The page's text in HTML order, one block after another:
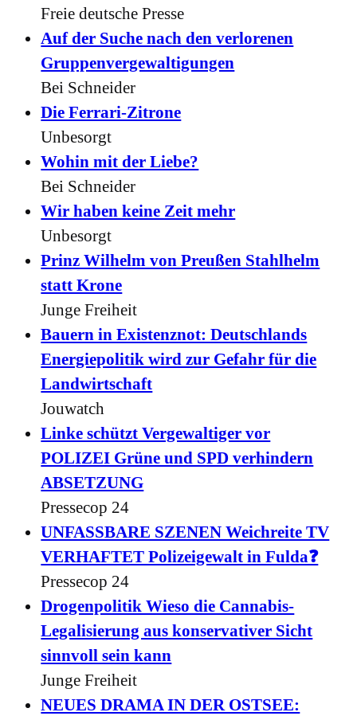
Freie deutsche Presse
Auf der Suche nach den verlorenen
Gruppenvergewaltigungen
Bei Schneider
Die Ferrari-Zitrone
Unbesorgt
Wohin mit der Liebe?
Bei Schneider
Wir haben keine Zeit mehr
Unbesorgt
Prinz Wilhelm von Preußen Stahlhelm
statt Krone
Junge Freiheit
Bauern in Existenznot: Deutschlands
Energiepolitik wird zur Gefahr für die
Landwirtschaft
Jouwatch
Linke schützt Vergewaltiger vor
POLIZEI Grüne und SPD verhindern
ABSETZUNG
Pressecop 24
UNFASSBARE SZENEN Weichreite TV
VERHAFTET Polizeigewalt in Fulda❓
Pressecop 24
Drogenpolitik Wieso die Cannabis-
Legalisierung aus konservativer Sicht
sinnvoll sein kann
Junge Freiheit
NEUES DRAMA IN DER OSTSEE: